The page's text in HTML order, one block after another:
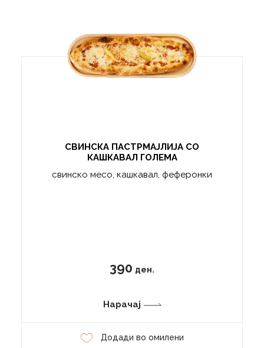
СВИНСКА ПАСТРМАЈЛИЈА СО
КАШКАВАЛ ГОЛЕМА
свинско месо, кашкавал, феферонки
390 ден.
Нарачај
Додади во омилени